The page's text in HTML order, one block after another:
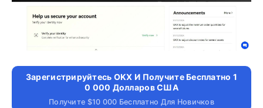
Зарегистрируйтесь OKX И Получите Бесплатно 1
0 000 Долларов США
Получите $10 000 Бесплатно Для Новичков